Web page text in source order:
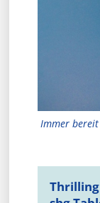
Immer bereit